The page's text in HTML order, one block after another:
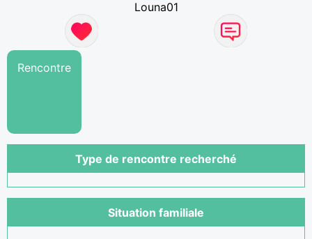
Louna01
Rencontre
Type de rencontre recherché
Situation familiale